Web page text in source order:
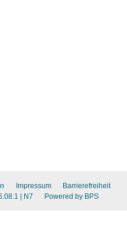
Impressum
Barrierefreiheit
| N7 Powered by BPS